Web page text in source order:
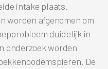
intake plaats.
worden afgenomen om
duidelijk in
onderzoek worden
De